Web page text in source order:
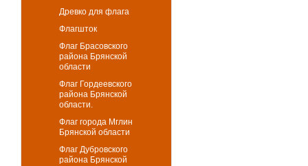
Древко для флага
Флагшток
Флаг Брасовского
района Брянской
области
Флаг Гордеевского
района Брянской
области.
Флаг города Мглин
Брянской области
Флаг Дубровского
района Брянской